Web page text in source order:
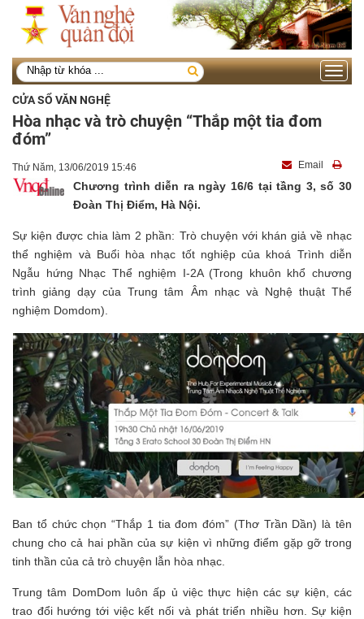
Toggle
CỬA SỔ VĂN NGHỆ
Hòa nhạc và trò chuyện “Thắp một tia đom
đóm”
Thứ Năm, 13/06/2019 15:46 Email
Chương trình diễn ra ngày 16/6 tại tầng 3, số 30
Đoàn Thị Điểm, Hà Nội.
Sự kiện được chia làm 2 phần: Trò chuyện với khán giả về nhạc
thể nghiệm và Buổi hòa nhạc tốt nghiệp của khoá Trình diễn
Ngẫu hứng Nhạc Thể nghiệm I-2A (Trong khuôn khổ chương
trình giảng dạy của Trung tâm Âm nhạc và Nghệ thuật Thể
nghiệm Domdom).
Ban tổ chức chọn “Thắp 1 tia đom đóm” (Thơ Trần Dần) là tên
chung cho cả hai phần của sự kiện vì những điểm gặp gỡ trong
tinh thần của cả trò chuyện lẫn hòa nhạc.
Trung tâm DomDom luôn ấp ủ việc thực hiện các sự kiện, các
trao đổi hướng tới việc kết nối và phát triển nhiều hơn. Sự kiện